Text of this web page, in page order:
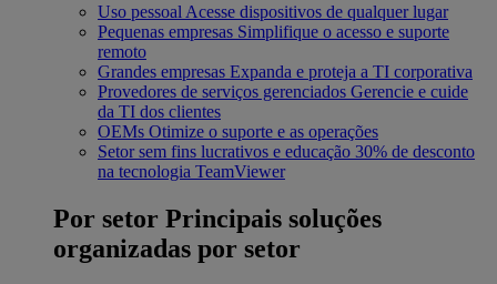
Uso pessoal Acesse dispositivos de qualquer lugar
Pequenas empresas Simplifique o acesso e suporte
remoto
Grandes empresas Expanda e proteja a TI corporativa
Provedores de serviços gerenciados Gerencie e cuide
da TI dos clientes
OEMs Otimize o suporte e as operações
Setor sem fins lucrativos e educação 30% de desconto
na tecnologia TeamViewer
Por setor Principais soluções
organizadas por setor